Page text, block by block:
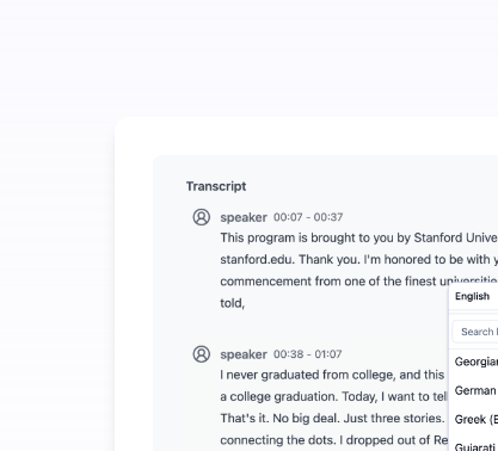
فراتر از تبدیل صوت به متن در دسترس است